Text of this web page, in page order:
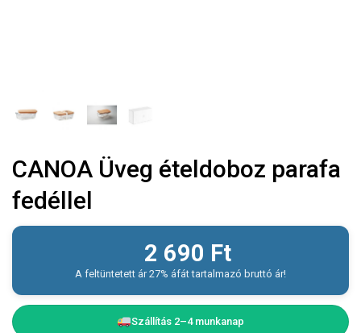
CANOA Üveg ételdoboz parafa
fedéllel
2 690 Ft
A feltüntetett ár 27% áfát tartalmazó bruttó ár!
Szállítás 2–4 munkanap